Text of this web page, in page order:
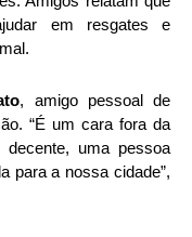
em resgates e
, amigo pessoal de
“É um cara fora da
uma pessoa
para a nossa cidade”,